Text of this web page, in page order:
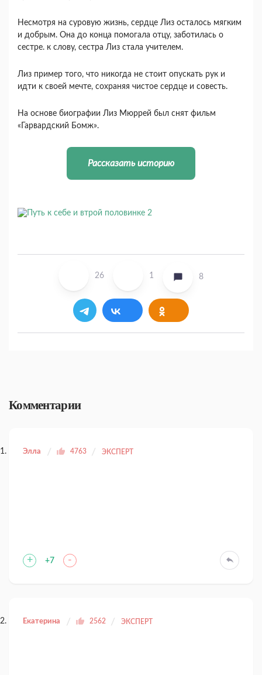
Несмотря на суровую жизнь, сердце Лиз осталось мягким
и добрым. Она до конца помогала отцу, заботилась о
сестре. к слову, сестра Лиз стала учителем.
Лиз пример того, что никогда не стоит опускать рук и
идти к своей мечте, сохраняя чистое сердце и совесть.
На основе биографии Лиз Мюррей был снят фильм
«Гарвардский Бомж».
Рассказать историю
26 1 8
Комментарии
Элла 4763 ЭКСПЕРТ
+ +7 -
Екатерина 2562 ЭКСПЕРТ